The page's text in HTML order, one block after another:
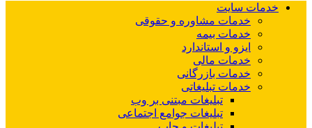
خدمات سایت
خدمات مشاوره و حقوقی
خدمات بیمه
ایزو و استاندارد
خدمات مالی
خدمات بازرگانی
خدمات تبلیغاتی
تبلیغات مبتنی بر وب
تبلیغات جوامع اجتماعی